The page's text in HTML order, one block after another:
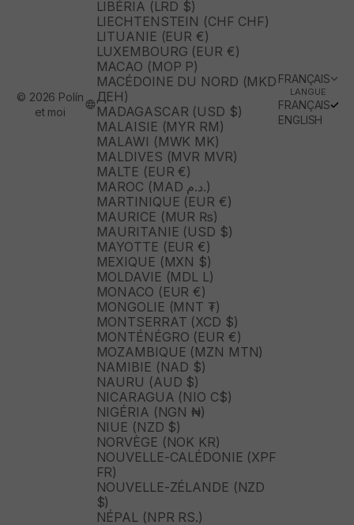
LIBÉRIA (LRD $)
LIECHTENSTEIN (CHF CHF)
LITUANIE (EUR €)
LUXEMBOURG (EUR €)
MACAO (MOP P)
MACÉDOINE DU NORD (MKD
ДЕН)
MADAGASCAR (USD $)
MALAISIE (MYR RM)
MALAWI (MWK MK)
MALDIVES (MVR MVR)
MALTE (EUR €)
MAROC (MAD د.م.)
MARTINIQUE (EUR €)
MAURICE (MUR ₨)
MAURITANIE (USD $)
MAYOTTE (EUR €)
MEXIQUE (MXN $)
MOLDAVIE (MDL L)
MONACO (EUR €)
MONGOLIE (MNT ₮)
MONTSERRAT (XCD $)
MONTÉNÉGRO (EUR €)
MOZAMBIQUE (MZN MTN)
NAMIBIE (NAD $)
NAURU (AUD $)
NICARAGUA (NIO C$)
NIGÉRIA (NGN ₦)
NIUE (NZD $)
NORVÈGE (NOK KR)
NOUVELLE-CALÉDONIE (XPF
FR)
NOUVELLE-ZÉLANDE (NZD
$)
NÉPAL (NPR RS.)
FRANÇAIS
LANGUE
FRANÇAIS
ENGLISH
© 2026 Polín
et moi